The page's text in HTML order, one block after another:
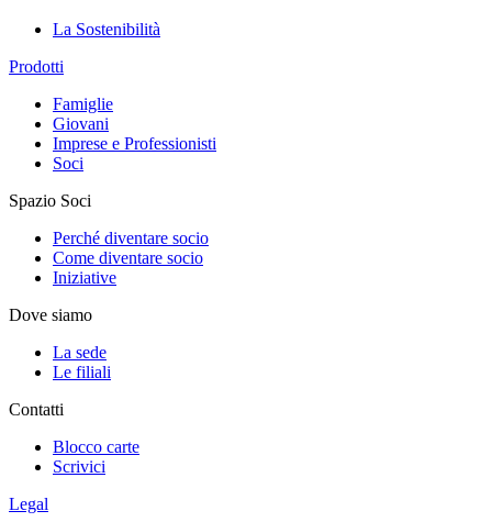
La Sostenibilità
Prodotti
Famiglie
Giovani
Imprese e Professionisti
Soci
Spazio Soci
Perché diventare socio
Come diventare socio
Iniziative
Dove siamo
La sede
Le filiali
Contatti
Blocco carte
Scrivici
Legal